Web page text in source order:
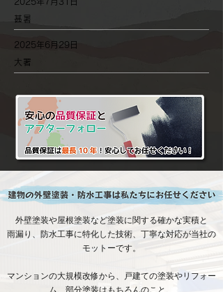
甚暑
2025年6月29日
大署
​外壁塗装や屋根塗装など塗装に関する確かな実積と
雨漏り、防水工事に特化した技術、丁寧な対応が当社の
モットーです。
マンションの大規模改修から、戸建ての塗装やリフォー